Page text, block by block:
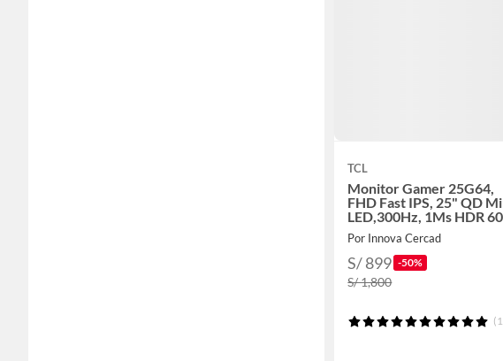
TCL
Monitor Gamer 25G64,
FHD Fast IPS, 25" QD
LED,300Hz, 1Ms HDR
nits,
Por Innova Cercad
S/ 899 -50%
S/ 1,800